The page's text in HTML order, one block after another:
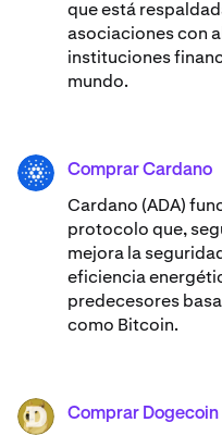
que está
asociaciones con
instituciones
mundo.
ADA Comprar Cardano
Cardano (ADA)
protocolo que,
mejora la
eficiencia
predecesores
como Bitcoin.
DOGE Comprar Dogecoin